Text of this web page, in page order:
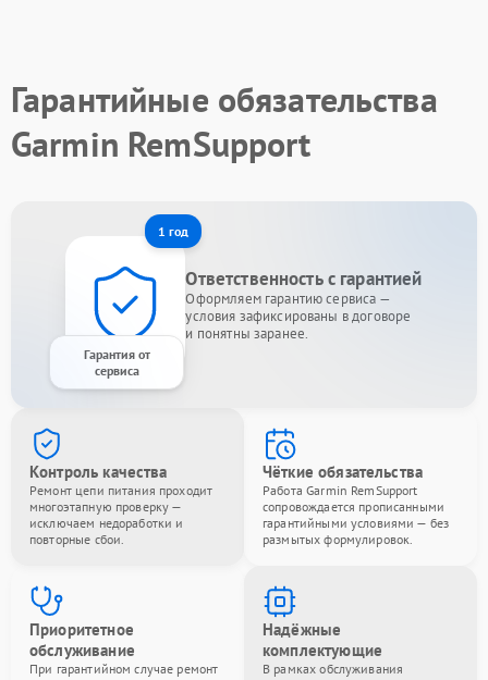
Гарантийные обязательства
Garmin RemSupport
1 год
Гарантия от
сервиса
Ответственность с гарантией
Оформляем гарантию сервиса —
условия зафиксированы в договоре
и понятны заранее.
Контроль качества
Ремонт цепи питания проходит
многоэтапную проверку —
исключаем недоработки и
повторные сбои.
Чёткие обязательства
Работа Garmin RemSupport
сопровождается прописанными
гарантийными условиями — без
размытых формулировок.
Приоритетное
обслуживание
При гарантийном случае ремонт
Надёжные
комплектующие
В рамках обслуживания